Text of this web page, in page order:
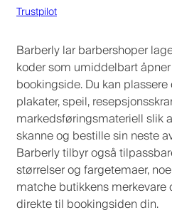
Trustpilot
Barberly lar barbershoper
koder som umiddelbart
bookingside. Du kan
plakater, speil,
markedsføringsmateriell slik
skanne og bestille sin neste
Barberly tilbyr også
størrelser og fargetemaer,
matche butikkens
direkte til bookingsiden din.